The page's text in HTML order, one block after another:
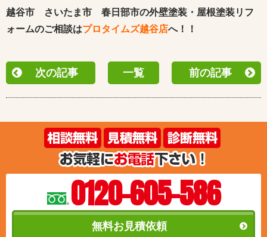
越谷市 さいたま市 春日部市の外壁塗装・屋根塗装リフ
ォームのご相談はプロタイムズ越谷店へ！！
次の記事 一覧 前の記事
0120-605-586
無料お見積依頼